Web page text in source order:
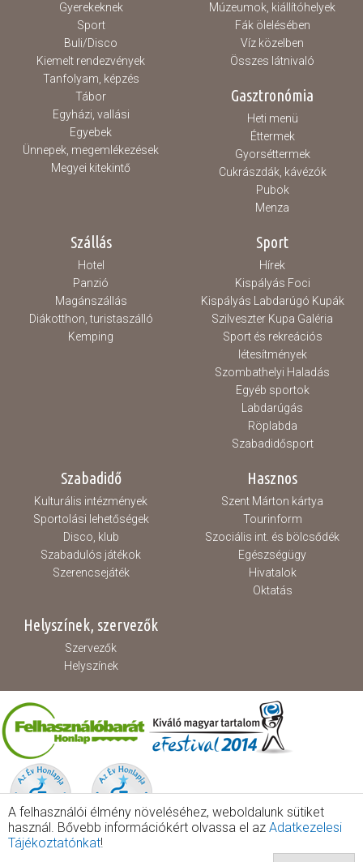
Gyerekeknek
Sport
Buli/Disco
Kiemelt rendezvények
Tanfolyam, képzés
Tábor
Egyházi, vallási
Egyebek
Ünnepek, megemlékezések
Megyei kitekintő
Múzeumok, kiállítóhelyek
Fák ölelésében
Víz közelben
Összes látnivaló
Gasztronómia
Heti menü
Éttermek
Gyorséttermek
Cukrászdák, kávézók
Pubok
Menza
Szállás
Hotel
Panzió
Magánszállás
Diákotthon, turistaszálló
Kemping
Sport
Hírek
Kispályás Foci
Kispályás Labdarúgó Kupák
Szilveszter Kupa Galéria
Sport és rekreációs
létesítmények
Szombathelyi Haladás
Egyéb sportok
Labdarúgás
Röplabda
Szabadidősport
Szabadidő
Kulturális intézmények
Sportolási lehetőségek
Disco, klub
Szabadulós játékok
Szerencsejáték
Hasznos
Szent Márton kártya
Tourinform
Szociális int. és bölcsődék
Egészségügy
Hivatalok
Oktatás
Helyszínek, szervezők
Szervezők
Helyszínek
A felhasználói élmény növeléséhez, weboldalunk sütiket
használ. Bővebb információkért olvassa el az Adatkezelesi
Tájékoztatónkat!